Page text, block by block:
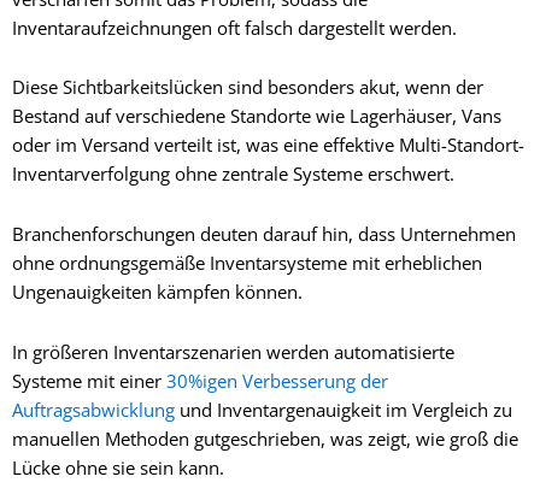
Inventaraufzeichnungen oft falsch dargestellt werden.
Diese Sichtbarkeitslücken sind besonders akut, wenn der
Bestand auf verschiedene Standorte wie Lagerhäuser, Vans
oder im Versand verteilt ist, was eine effektive Multi-Standort-
Inventarverfolgung ohne zentrale Systeme erschwert.
Branchenforschungen deuten darauf hin, dass Unternehmen
ohne ordnungsgemäße Inventarsysteme mit erheblichen
Ungenauigkeiten kämpfen können.
In größeren Inventarszenarien werden automatisierte
Systeme mit einer 30%igen Verbesserung der
Auftragsabwicklung und Inventargenauigkeit im Vergleich zu
manuellen Methoden gutgeschrieben, was zeigt, wie groß die
Lücke ohne sie sein kann.